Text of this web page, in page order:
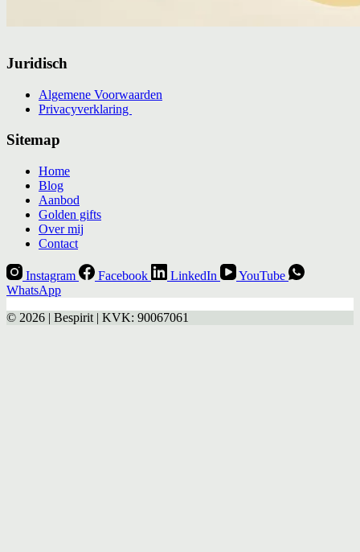
Juridisch
Algemene Voorwaarden
Privacyverklaring
Sitemap
Home
Blog
Aanbod
Golden gifts
Over mij
Contact
Instagram Facebook LinkedIn
YouTube
WhatsApp
© 2026 | Bespirit | KVK: 90067061